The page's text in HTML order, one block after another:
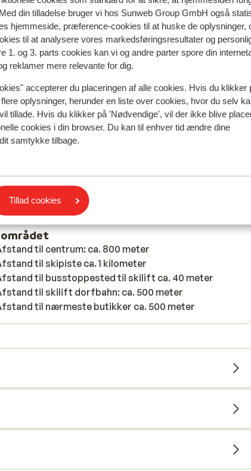
din tilladelse bruger vi hos Sunweb Group GmbH også
hjemmeside, præference-cookies til at huske de oplysninger,
til at analysere vores markedsføringsresultater og
1. og 3. parts cookies kan vi og andre parter spore din
reklamer mere relevante for dig.
accepterer du placeringen af alle cookies. Hvis du klikker
oplysninger, herunder en liste over cookies, hvor du selv
tillade. Hvis du klikker på 'Nødvendige', vil der ikke blive
cookies i din browser. Du kan til enhver tid ændre dine
samtykke tilbage.
Tillad cookies
Mest booket af venner
Fabelagtig
21. mar. 2026
plek. Lieve familie. Fijne sauna
plek. Lieve familie. Fijne sauna
Oversæt til dansk (DA)
til centrum: ca. 800 meter
til skipiste ca. 1 kilometer
til busstoppested til skilift ca. 40 meter
til skilift dorfbahn: ca. 500 meter
til nærmeste butikker ca. 500 meter